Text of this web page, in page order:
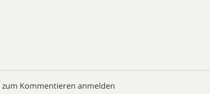
zum Kommentieren anmelden